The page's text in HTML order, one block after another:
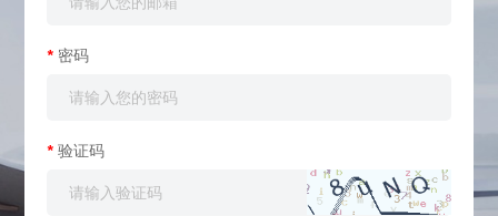
* 密码
* 验证码